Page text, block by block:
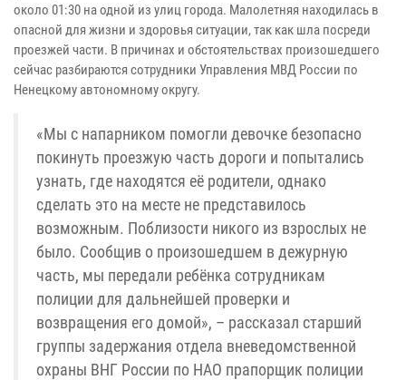
около 01:30 на одной из улиц города. Малолетняя находилась в
опасной для жизни и здоровья ситуации, так как шла посреди
проезжей части. В причинах и обстоятельствах произошедшего
сейчас разбираются сотрудники Управления МВД России по
Ненецкому автономному округу.
«Мы с напарником помогли девочке безопасно
покинуть проезжую часть дороги и попытались
узнать, где находятся её родители, однако
сделать это на месте не представилось
возможным. Поблизости никого из взрослых не
было. Сообщив о произошедшем в дежурную
часть, мы передали ребёнка сотрудникам
полиции для дальнейшей проверки и
возвращения его домой», – рассказал старший
группы задержания отдела вневедомственной
охраны ВНГ России по НАО прапорщик полиции